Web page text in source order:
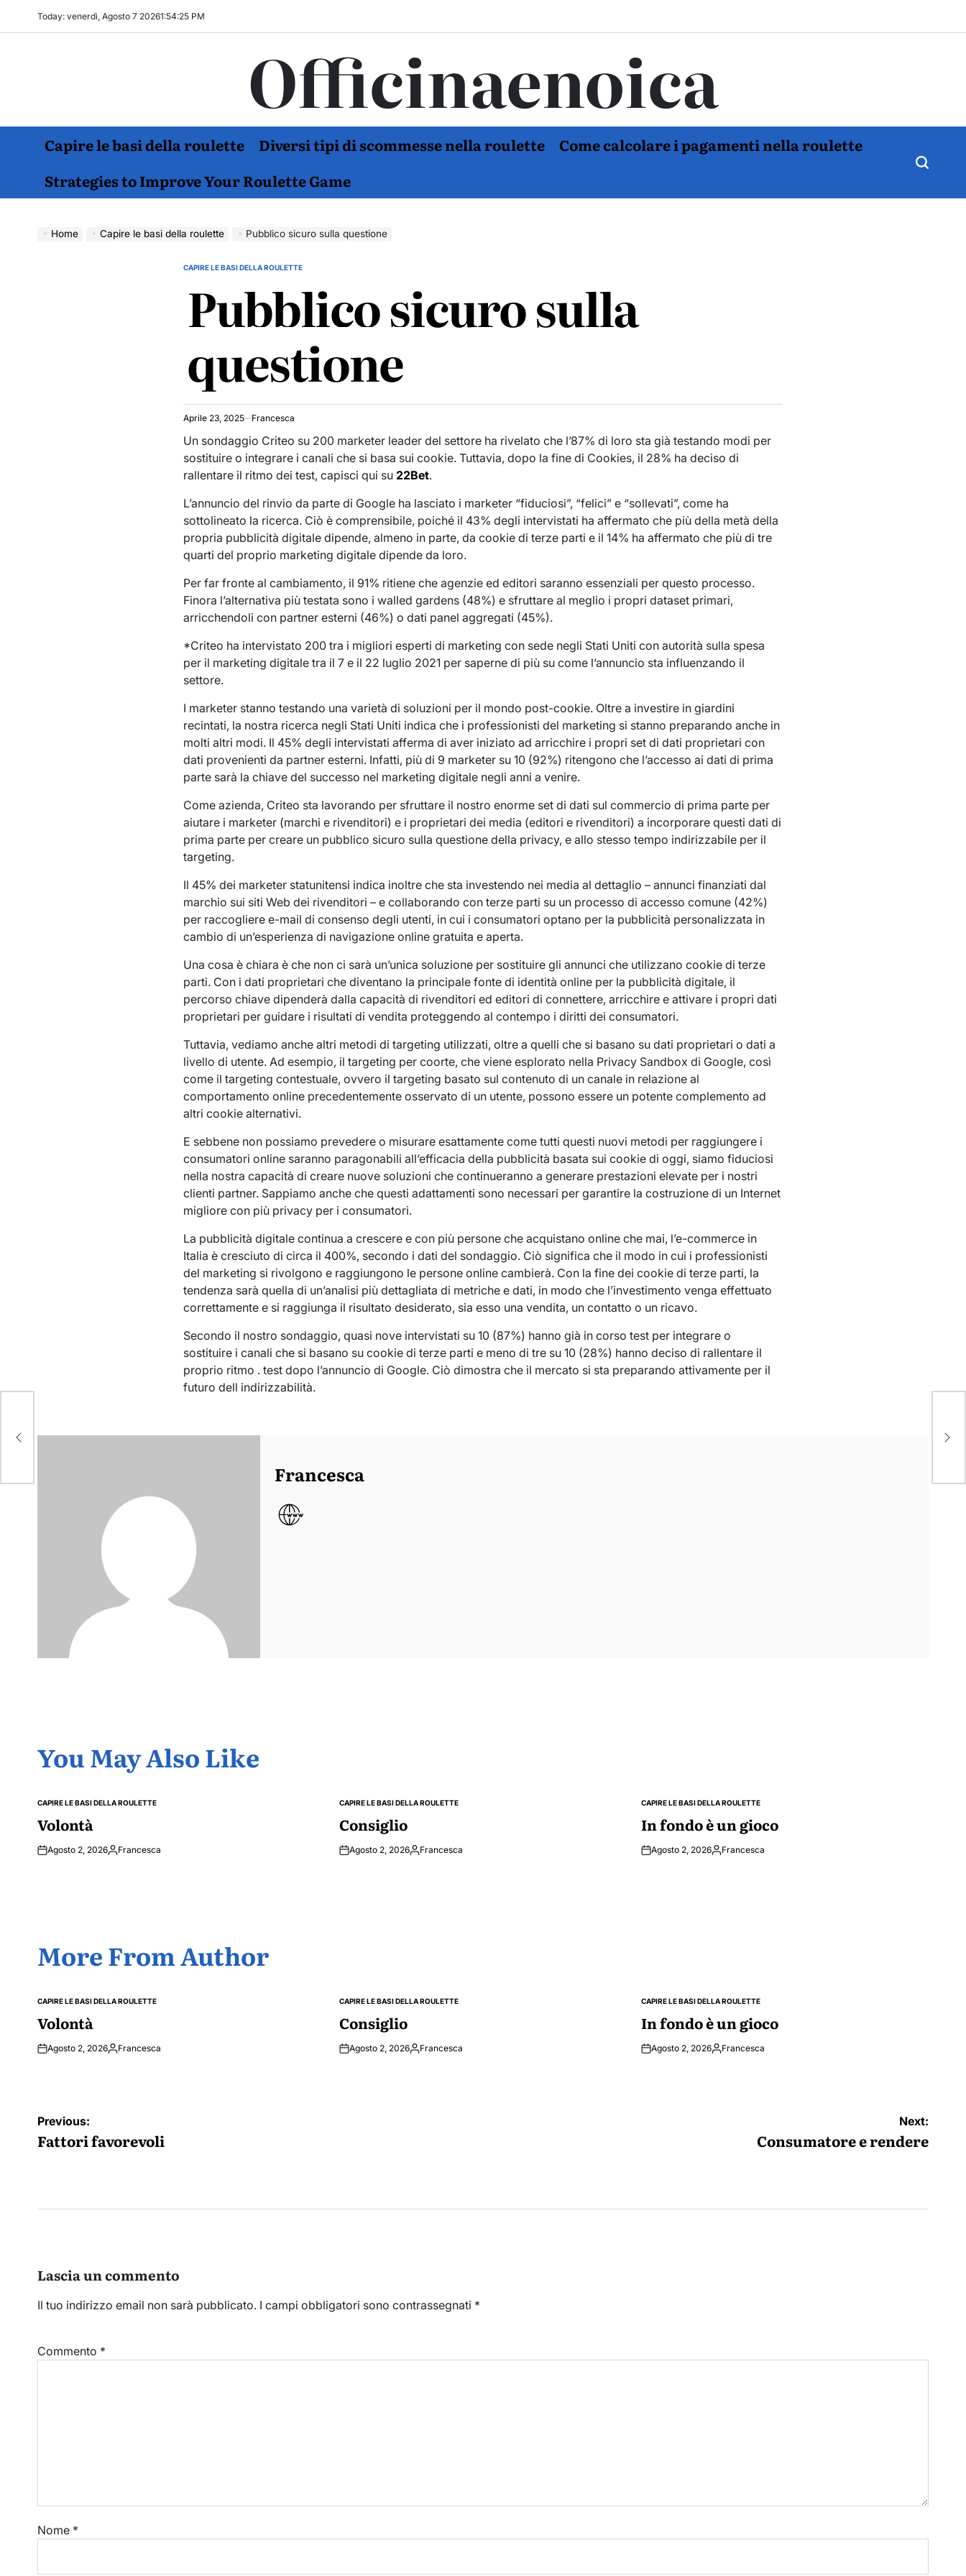
Today: venerdì, Agosto 7 20261:54:26 PM
Officinaenoica
Capire le basi della roulette Diversi tipi di scommesse nella roulette
Come calcolare i pagamenti nella roulette
Strategies to Improve Your Roulette Game
Home Capire le basi della roulette Pubblico sicuro sulla questione
POSTED
CAPIRE LE BASI DELLA ROULETTE
Pubblico sicuro sulla
questione
Aprile 23, 2025 Francesca
Un sondaggio Criteo su 200 marketer leader del settore ha rivelato che l’87% di loro sta già testando modi per
sostituire o integrare i canali che si basa sui cookie. Tuttavia, dopo la fine di Cookies, il 28% ha deciso di
rallentare il ritmo dei test, capisci qui su22Bet.
L’annuncio del rinvio da parte di Google ha lasciato i marketer “fiduciosi”, “felici” e “sollevati”, come ha
sottolineato la ricerca. Ciò è comprensibile, poiché il 43% degli intervistati ha affermato che più della metà della
propria pubblicità digitale dipende, almeno in parte, da cookie di terze parti e il 14% ha affermato che più di tre
quarti del proprio marketing digitale dipende da loro.
Per far fronte al cambiamento, il 91% ritiene che agenzie ed editori saranno essenziali per questo processo.
Finora l’alternativa più testata sono i walled gardens (48%) e sfruttare al meglio i propri dataset primari,
arricchendoli con partner esterni (46%) o dati panel aggregati (45%).
*Criteo ha intervistato 200 tra i migliori esperti di marketing con sede negli Stati Uniti con autorità sulla spesa
per il marketing digitale tra il 7 e il 22 luglio 2021 per saperne di più su come l’annuncio sta influenzando il
settore.
I marketer stanno testando una varietà di soluzioni per il mondo post-cookie. Oltre a investire in giardini
recintati, la nostra ricerca negli Stati Uniti indica che i professionisti del marketing si stanno preparando anche in
molti altri modi. Il 45% degli intervistati afferma di aver iniziato ad arricchire i propri set di dati proprietari con
dati provenienti da partner esterni. Infatti, più di 9 marketer su 10 (92%) ritengono che l’accesso ai dati di prima
parte sarà la chiave del successo nel marketing digitale negli anni a venire.
Come azienda, Criteo sta lavorando per sfruttare il nostro enorme set di dati sul commercio di prima parte per
aiutare i marketer (marchi e rivenditori) e i proprietari dei media (editori e rivenditori) a incorporare questi dati di
prima parte per creare un pubblico sicuro sulla questione della privacy, e allo stesso tempo indirizzabile per il
targeting.
Il 45% dei marketer statunitensi indica inoltre che sta investendo nei media al dettaglio – annunci finanziati dal
marchio sui siti Web dei rivenditori – e collaborando con terze parti su un processo di accesso comune (42%)
per raccogliere e-mail di consenso degli utenti, in cui i consumatori optano per la pubblicità personalizzata in
cambio di un’esperienza di navigazione online gratuita e aperta.
Una cosa è chiara è che non ci sarà un’unica soluzione per sostituire gli annunci che utilizzano cookie di terze
parti. Con i dati proprietari che diventano la principale fonte di identità online per la pubblicità digitale, il
percorso chiave dipenderà dalla capacità di rivenditori ed editori di connettere, arricchire e attivare i propri dati
proprietari per guidare i risultati di vendita proteggendo al contempo i diritti dei consumatori.
Tuttavia, vediamo anche altri metodi di targeting utilizzati, oltre a quelli che si basano su dati proprietari o dati a
livello di utente. Ad esempio, il targeting per coorte, che viene esplorato nella Privacy Sandbox di Google, così
come il targeting contestuale, ovvero il targeting basato sul contenuto di un canale in relazione al
comportamento online precedentemente osservato di un utente, possono essere un potente complemento ad
altri cookie alternativi.
E sebbene non possiamo prevedere o misurare esattamente come tutti questi nuovi metodi per raggiungere i
consumatori online saranno paragonabili all’efficacia della pubblicità basata sui cookie di oggi, siamo fiduciosi
nella nostra capacità di creare nuove soluzioni che continueranno a generare prestazioni elevate per i nostri
clienti partner. Sappiamo anche che questi adattamenti sono necessari per garantire la costruzione di un Internet
migliore con più privacy per i consumatori.
La pubblicità digitale continua a crescere e con più persone che acquistano online che mai, l’e-commerce in
Italia è cresciuto di circa il 400%, secondo i dati del sondaggio. Ciò significa che il modo in cui i professionisti
del marketing si rivolgono e raggiungono le persone online cambierà. Con la fine dei cookie di terze parti, la
tendenza sarà quella di un’analisi più dettagliata di metriche e dati, in modo che l’investimento venga effettuato
correttamente e si raggiunga il risultato desiderato, sia esso una vendita, un contatto o un ricavo.
Secondo il nostro sondaggio, quasi nove intervistati su 10 (87%) hanno già in corso test per integrare o
sostituire i canali che si basano su cookie di terze parti e meno di tre su 10 (28%) hanno deciso di rallentare il
proprio ritmo . test dopo l’annuncio di Google. Ciò dimostra che il mercato si sta preparando attivamente per il
futuro dell indirizzabilità.
Francesca
You May Also Like
POSTED
CAPIRE LE BASI DELLA ROULETTE
Volontà
Agosto 2, 2026PostedFrancesca
POSTED
CAPIRE LE BASI DELLA ROULETTE
Consiglio
Agosto 2, 2026PostedFrancesca
POSTED
CAPIRE LE BASI DELLA ROULETTE
In fondo è un gioco
Agosto 2, 2026PostedFrancesca
More From Author
POSTED
CAPIRE LE BASI DELLA ROULETTE
Volontà
Agosto 2, 2026PostedFrancesca
POSTED
CAPIRE LE BASI DELLA ROULETTE
Consiglio
Agosto 2, 2026PostedFrancesca
POSTED
CAPIRE LE BASI DELLA ROULETTE
In fondo è un gioco
Agosto 2, 2026PostedFrancesca
Navigazione
articoli
Previous:
Fattori favorevoli
Next:
Consumatore e rendere
Lascia un commento
Il tuo indirizzo email non sarà pubblicato. I campi obbligatori sono contrassegnati *
Commento *
Nome *